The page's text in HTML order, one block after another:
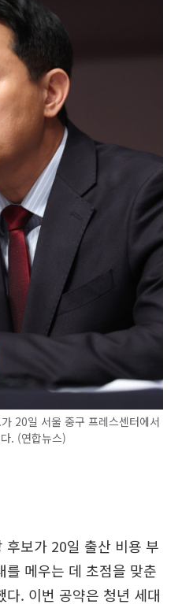
20일 서울 중구 프레스센터에서
. (연합뉴스)
후보가 20일 출산 비용 부
를 메우는 데 초점을 맞춘
다. 이번 공약은 청년 세대